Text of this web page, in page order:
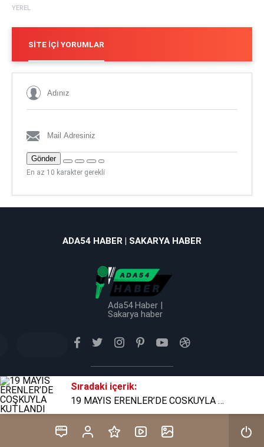
Sıradaki içerik:
19 MAYIS ERENLER’DE COŞKUYLA KUTLANDI
YEREL
SITE İÇI YORUMLAR
Gönder
En az 10 karakter gerekli
ADA54 HABER | SAKARYA HABER
Ada54 Haber |
Sakarya haber
Tüm Hakkı Saklıdır © 2025 TB Haber Medya